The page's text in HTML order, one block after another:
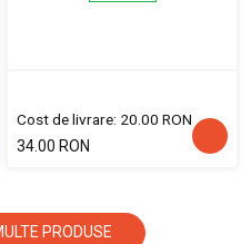
Cost de livrare: 20.00 RON
34.00 RON
PRODUSE